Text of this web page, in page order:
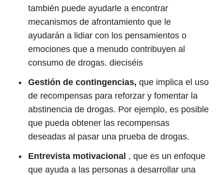
también puede ayudarle a encontrar
mecanismos de afrontamiento que le
ayudarán a lidiar con los pensamientos o
emociones que a menudo contribuyen al
consumo de drogas. dieciséis
Gestión de contingencias, que implica el uso
de recompensas para reforzar y fomentar la
abstinencia de drogas. Por ejemplo, es posible
que pueda obtener las recompensas
deseadas al pasar una prueba de drogas.
Entrevista motivacional , que es un enfoque
que ayuda a las personas a desarrollar una